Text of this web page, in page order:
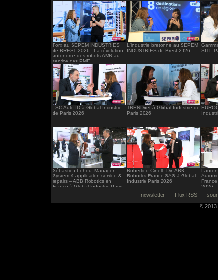
Forx au SEPEM INDUSTRIES
de BREST 2026 : La révolution
autonome des robots AMR au
service des PME
L'industrie bretonne au SEPEM
INDUSTRIES de Brest 2026
SITL
TSC Auto ID à Global Industrie
de Paris 2026
TRENDnet à Global Industrie de
Paris 2026
Sébastien Lohou, Manager
System & application service &
repairs – ABB Robotics en
France à Global Industrie Paris
Robertino Cinelli, Dir. ABB
Robotics France SAS à Global
Industrie Paris 2026
2026
newsletter Flux RSS
© 2013